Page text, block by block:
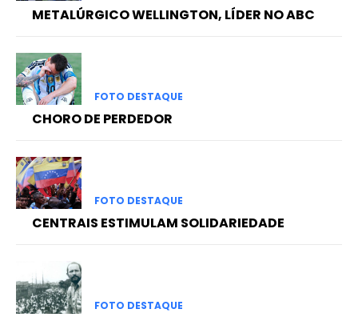
METALÚRGICO WELLINGTON, LÍDER NO ABC
FOTO DESTAQUE
CHORO DE PERDEDOR
FOTO DESTAQUE
CENTRAIS ESTIMULAM SOLIDARIEDADE
FOTO DESTAQUE